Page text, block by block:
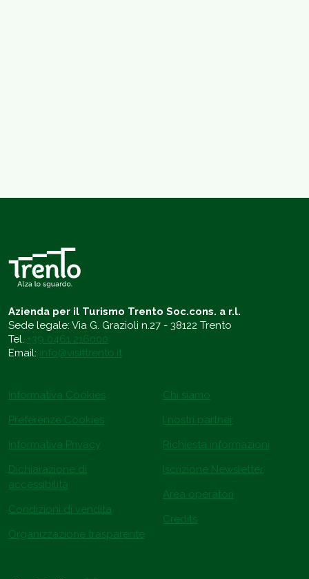
Azienda per il Turismo Trento Soc.cons. a r.l.
Sede legale: Via G. Grazioli n.27 - 38122 Trento
Tel. +39 0461 216000
Email: info@visittrento.it
Informativa Cookies
Preferenze Cookies
Informativa Privacy
Dichiarazione di
accessibilità
Condizioni di vendita
Organizzazione trasparente
Chi siamo
I nostri partner
Richiesta informazioni
Iscrizione Newsletter
Area operatori
Credits